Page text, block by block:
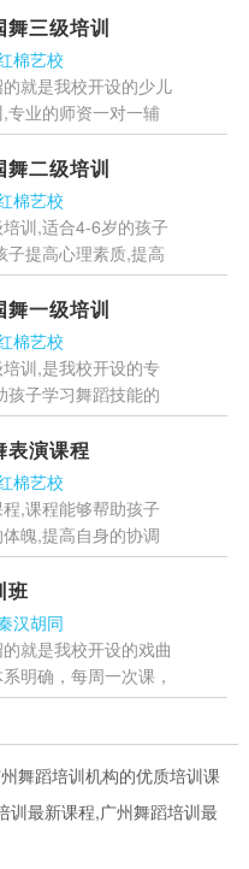
资认证培训班课程介
舞三级培训
棉艺校
就是我校开设的少儿
专业的师资一对一辅
朋友均可报名参加,能
合,开发大脑艺术潜
舞二级培训
棉艺校
训,适合4-6岁的孩子
子提高心理素质,提高
学员提供个性化定制
是VIP....[详情]
舞一级培训
棉艺校
训,是我校开设的专
孩子学习舞蹈技能的
知中国,提高肢体协
孩子感觉统合,开发
....[详情]
表演课程
棉艺校
,课程能够帮助孩子
魄,提高自身的协调
习街舞的基本知识,培
舞台表演能力....
班
汉胡同
就是我校开设的戏曲
明确，每周一次课，
行学习，最终培养身
协调性，掌握一定演
舞蹈培训机构的优质培训课
训最新课程,广州舞蹈培训最